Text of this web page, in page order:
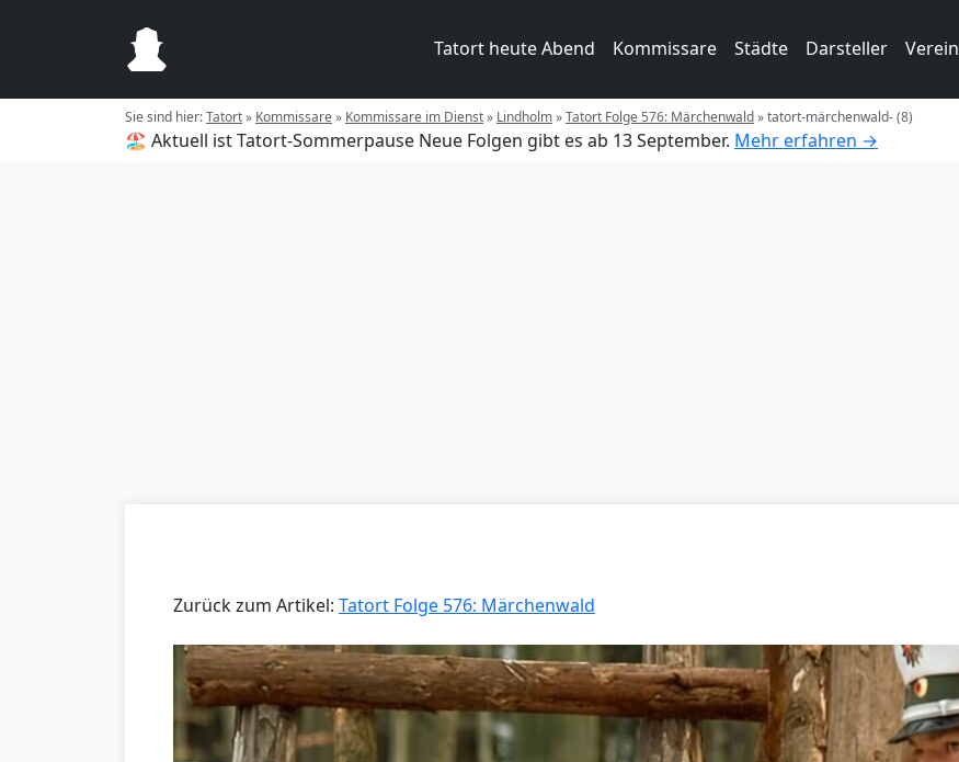
Tatort heute Abend Kommissare Städte Darsteller Verein
Sie sind hier:Tatort» Kommissare» Kommissare im Dienst» Lindholm»Tatort Folge 576: Märchenwald»tatort-märchenwald- (8)
🏖️ Aktuell ist Tatort-Sommerpause Neue Folgen gibt es ab 13 September. Mehr erfahren →
Zurück zum Artikel: Tatort Folge 576: Märchenwald